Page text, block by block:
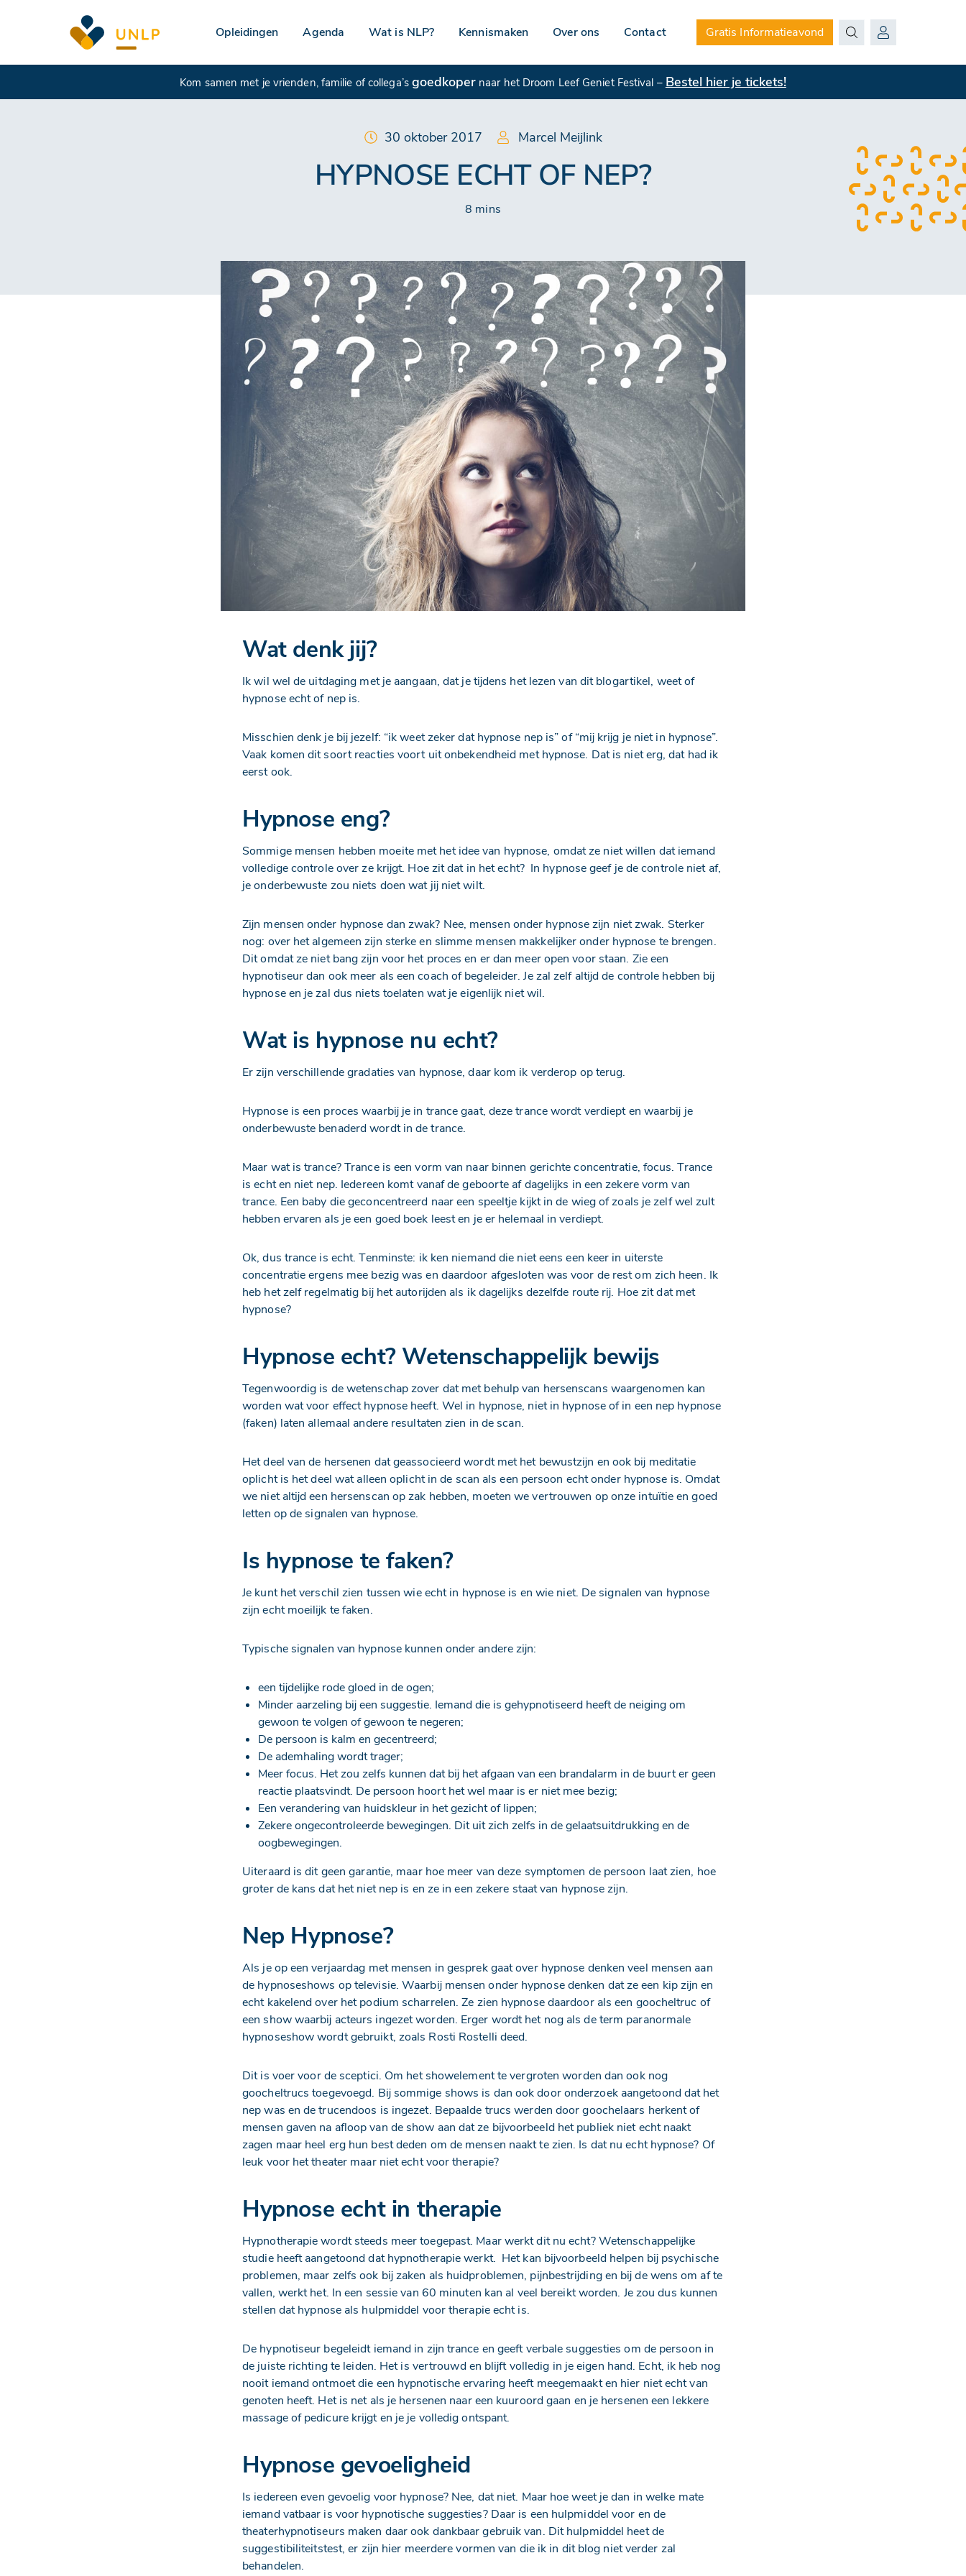
Opleidingen Agenda Wat is NLP? Kennismaken Over ons Contact Gratis Informatieavond
Kom samen met je vrienden, familie of collega’s goedkopernaar het Droom Leef Geniet Festival – Bestel hier je tickets!
30 oktober 2017 Marcel Meijlink
HYPNOSE ECHT OF NEP?
8 mins
Wat denk jij?
Ik wil wel de uitdaging met je aangaan, dat je tijdens het lezen van dit blogartikel, weet of
hypnose echt of nep is.
Misschien denk je bij jezelf: “ik weet zeker dat hypnose nep is” of “mij krijg je niet in hypnose”.
Vaak komen dit soort reacties voort uit onbekendheid met hypnose. Dat is niet erg, dat had ik
eerst ook.
Hypnose eng?
Sommige mensen hebben moeite met het idee van hypnose, omdat ze niet willen dat iemand
volledige controle over ze krijgt. Hoe zit dat in het echt? In hypnose geef je de controle niet af,
je onderbewuste zou niets doen wat jij niet wilt.
Zijn mensen onder hypnose dan zwak? Nee, mensen onder hypnose zijn niet zwak. Sterker
nog: over het algemeen zijn sterke en slimme mensen makkelijker onder hypnose te brengen.
Dit omdat ze niet bang zijn voor het proces en er dan meer open voor staan. Zie een
hypnotiseur dan ook meer als een coach of begeleider. Je zal zelf altijd de controle hebben bij
hypnose en je zal dus niets toelaten wat je eigenlijk niet wil.
Wat is hypnose nu echt?
Er zijn verschillende gradaties van hypnose, daar kom ik verderop op terug.
Hypnose is een proces waarbij je in trance gaat, deze trance wordt verdiept en waarbij je
onderbewuste benaderd wordt in de trance.
Maar wat is trance? Trance is een vorm van naar binnen gerichte concentratie, focus. Trance
is echt en niet nep. Iedereen komt vanaf de geboorte af dagelijks in een zekere vorm van
trance. Een baby die geconcentreerd naar een speeltje kijkt in de wieg of zoals je zelf wel zult
hebben ervaren als je een goed boek leest en je er helemaal in verdiept.
Ok, dus trance is echt. Tenminste: ik ken niemand die niet eens een keer in uiterste
concentratie ergens mee bezig was en daardoor afgesloten was voor de rest om zich heen. Ik
heb het zelf regelmatig bij het autorijden als ik dagelijks dezelfde route rij. Hoe zit dat met
hypnose?
Hypnose echt? Wetenschappelijk bewijs
Tegenwoordig is de wetenschap zover dat met behulp van hersenscans waargenomen kan
worden wat voor effect hypnose heeft. Wel in hypnose, niet in hypnose of in een nep hypnose
(faken) laten allemaal andere resultaten zien in de scan.
Het deel van de hersenen dat geassocieerd wordt met het bewustzijn en ook bij meditatie
oplicht is het deel wat alleen oplicht in de scan als een persoon echt onder hypnose is. Omdat
we niet altijd een hersenscan op zak hebben, moeten we vertrouwen op onze intuïtie en goed
letten op de signalen van hypnose.
Is hypnose te faken?
Je kunt het verschil zien tussen wie echt in hypnose is en wie niet. De signalen van hypnose
zijn echt moeilijk te faken.
Typische signalen van hypnose kunnen onder andere zijn:
een tijdelijke rode gloed in de ogen;
Minder aarzeling bij een suggestie. Iemand die is gehypnotiseerd heeft de neiging om
gewoon te volgen of gewoon te negeren;
De persoon is kalm en gecentreerd;
De ademhaling wordt trager;
Meer focus. Het zou zelfs kunnen dat bij het afgaan van een brandalarm in de buurt er geen
reactie plaatsvindt. De persoon hoort het wel maar is er niet mee bezig;
Een verandering van huidskleur in het gezicht of lippen;
Zekere ongecontroleerde bewegingen. Dit uit zich zelfs in de gelaatsuitdrukking en de
oogbewegingen.
Uiteraard is dit geen garantie, maar hoe meer van deze symptomen de persoon laat zien, hoe
groter de kans dat het niet nep is en ze in een zekere staat van hypnose zijn.
Nep Hypnose?
Als je op een verjaardag met mensen in gesprek gaat over hypnose denken veel mensen aan
de hypnoseshows op televisie. Waarbij mensen onder hypnose denken dat ze een kip zijn en
echt kakelend over het podium scharrelen. Ze zien hypnose daardoor als een goocheltruc of
een show waarbij acteurs ingezet worden. Erger wordt het nog als de term paranormale
hypnoseshow wordt gebruikt, zoals Rosti Rostelli deed.
Dit is voer voor de sceptici. Om het showelement te vergroten worden dan ook nog
goocheltrucs toegevoegd. Bij sommige shows is dan ook door onderzoek aangetoond dat het
nep was en de trucendoos is ingezet. Bepaalde trucs werden door goochelaars herkent of
mensen gaven na afloop van de show aan dat ze bijvoorbeeld het publiek niet echt naakt
zagen maar heel erg hun best deden om de mensen naakt te zien. Is dat nu echt hypnose? Of
leuk voor het theater maar niet echt voor therapie?
Hypnose echt in therapie
Hypnotherapie wordt steeds meer toegepast. Maar werkt dit nu echt? Wetenschappelijke
studie heeft aangetoond dat hypnotherapie werkt. Het kan bijvoorbeeld helpen bij psychische
problemen, maar zelfs ook bij zaken als huidproblemen, pijnbestrijding en bij de wens om af te
vallen, werkt het. In een sessie van 60 minuten kan al veel bereikt worden. Je zou dus kunnen
stellen dat hypnose als hulpmiddel voor therapie echt is.
De hypnotiseur begeleidt iemand in zijn trance en geeft verbale suggesties om de persoon in
de juiste richting te leiden. Het is vertrouwd en blijft volledig in je eigen hand. Echt, ik heb nog
nooit iemand ontmoet die een hypnotische ervaring heeft meegemaakt en hier niet echt van
genoten heeft. Het is net als je hersenen naar een kuuroord gaan en je hersenen een lekkere
massage of pedicure krijgt en je je volledig ontspant.
Hypnose gevoeligheid
Is iedereen even gevoelig voor hypnose? Nee, dat niet. Maar hoe weet je dan in welke mate
iemand vatbaar is voor hypnotische suggesties? Daar is een hulpmiddel voor en de
theaterhypnotiseurs maken daar ook dankbaar gebruik van. Dit hulpmiddel heet de
suggestibiliteitstest, er zijn hier meerdere vormen van die ik in dit blog niet verder zal
behandelen.